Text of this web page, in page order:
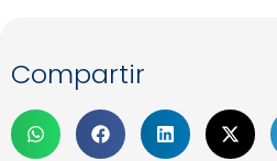
Compartir